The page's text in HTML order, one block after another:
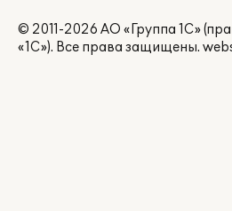
© 2011-2026 АО «Группа 1С»
«1С»). Все права защищены.